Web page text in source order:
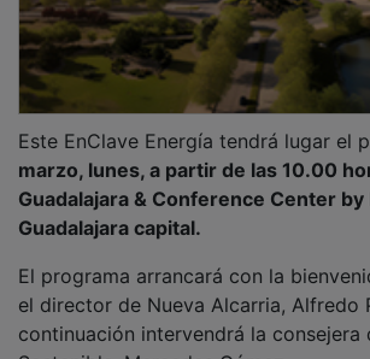
marzo, lunes, a partir de las 10.00
Guadalajara & Conference Center by
Guadalajara capital.
el director de Nueva Alcarria, Alfredo
continuación intervendrá la consejera
Sostenible, Mercedes Gómez,